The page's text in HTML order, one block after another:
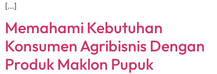
[…]
Memahami Kebutuhan
Konsumen Agribisnis Dengan
Produk Maklon Pupuk